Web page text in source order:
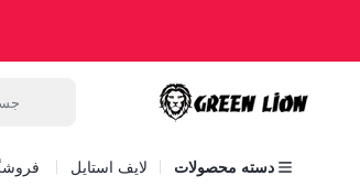
دسته محصولات لایف استایل